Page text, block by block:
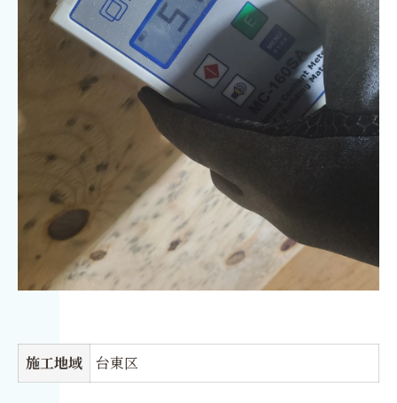
施工地域 台東区